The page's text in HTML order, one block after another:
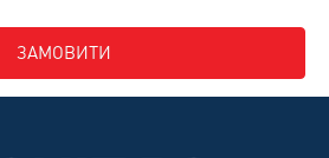
ЗАМОВИТИ